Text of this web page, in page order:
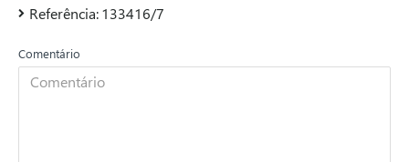
Referência:133416/7
Comentário